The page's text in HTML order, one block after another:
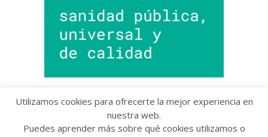
Copyright © 2022 Grupo Provincial Toma la Palabra
Utilizamos cookies para ofrecerte la mejor experiencia en
nuestra web.
Puedes aprender más sobre qué cookies utilizamos o